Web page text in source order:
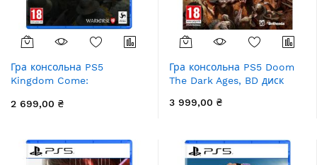
Гра консольна PS5
Kingdom Come:
2 699,00 ₴
Гра консольна PS5 Doom
The Dark Ages, BD диск
3 999,00 ₴